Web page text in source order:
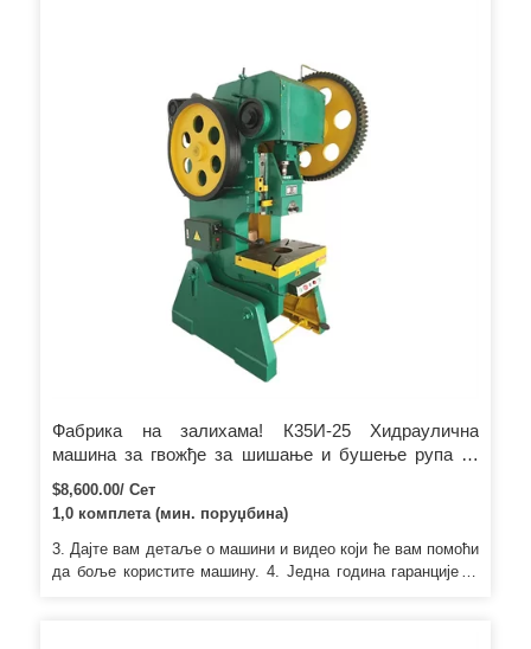
Фабрика на залихама! К35И-25 Хидраулична
машина за гвожђе за шишање и бушење рупа за
челичну плочу
$8,600.00/ Сет
1,0 комплета (мин. поруџбина)
3. Дајте вам детаље о машини и видео који ће вам помоћи
да боље користите машину. 4. Једна година гаранције 5.